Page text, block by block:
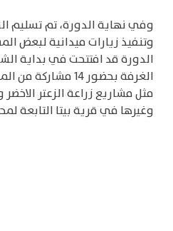
وفي نهاية الدورة، تم تسليم
وتنفيذ زيارات ميدانية لبعض
الدورة قد افتتحت في بداية
الغرفة بحضور 14
مثل مشاريع زراعة الزعتر الاخضر
وغيرها في قرية بيتا التابعة